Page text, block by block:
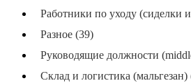
Работники по уходу (сиделки
Разное (39)
Руководящие должности
Склад и логистика (мальгезан)